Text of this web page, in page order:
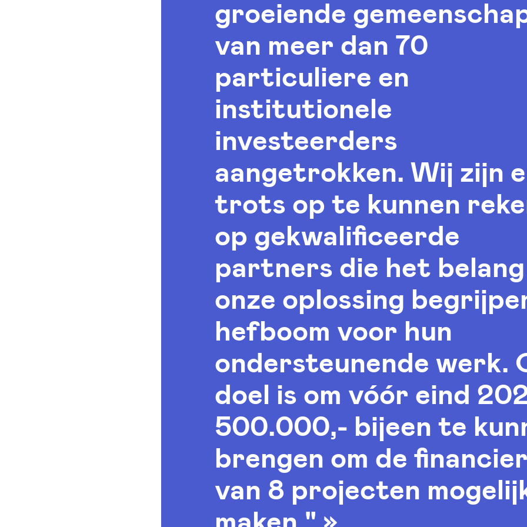
groeiende
van meer dan 70
particuliere en
institutionele
investeerders
aangetrokken. Wij zijn
trots op te kunnen
op gekwalificeerde
partners die het belang
onze oplossing
hefboom voor hun
ondersteunende werk.
doel is om vóór eind
500.000,- bijeen te
brengen om de
van 8 projecten